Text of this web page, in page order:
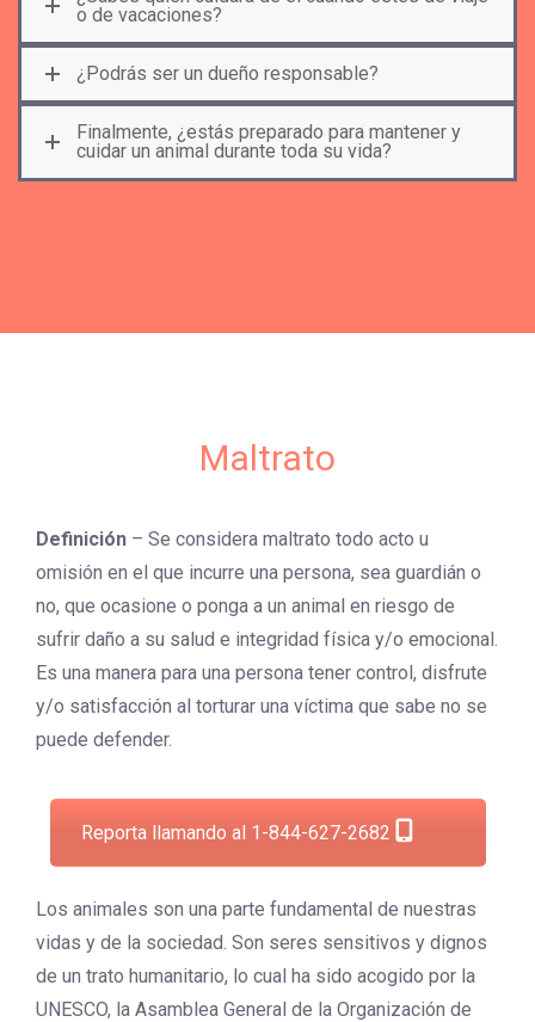
o de vacaciones?
¿Podrás ser un dueño responsable?
Finalmente, ¿estás preparado para mantener y
cuidar un animal durante toda su vida?
Maltrato
Definición – Se considera maltrato todo acto u
omisión en el que incurre una persona, sea guardián o
no, que ocasione o ponga a un animal en riesgo de
sufrir daño a su salud e integridad física y/o emocional.
Es una manera para una persona tener control, disfrute
y/o satisfacción al torturar una víctima que sabe no se
puede defender.
Reporta llamando al 1-844-627-2682
Los animales son una parte fundamental de nuestras
vidas y de la sociedad. Son seres sensitivos y dignos
de un trato humanitario, lo cual ha sido acogido por la
UNESCO, la Asamblea General de la Organización de